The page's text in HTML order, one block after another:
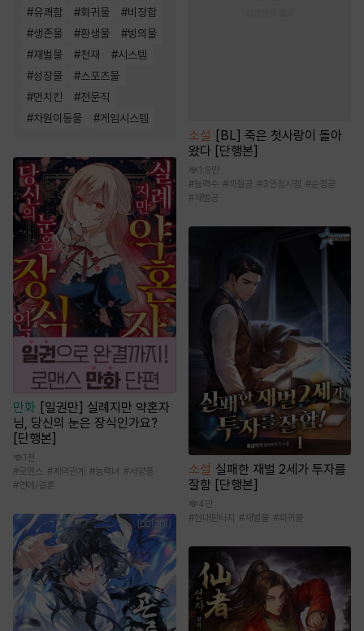
#유쾌함 #회귀물 #비장함
#생존물 #환생물 #빙의물
#재벌물 #천재 #시스템
#성장물 #스포츠물
#먼치킨 #전문직
#차원이동물 #게임시스템
만화 [일권만] 실례지만 약혼자
님, 당신의 눈은 장식인가요?
[단행본]
1천
#로맨스 # 계약관계 #능력녀 #서양풍
#연애/결혼
소설
[BL] 죽은 첫사랑이 돌아
왔다 [단행본]
1.9만
#능력수 #까칠공 #3인칭시점 #순정공
#재벌공
소설 실패한 재벌 2세가 투자를
잘함 [단행본]
4만
#현대판타지 #재벌물 #회귀물